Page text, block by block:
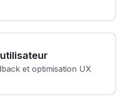
et optimisation UX